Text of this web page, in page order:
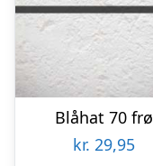
Blåhat 70 frø
kr. 29,95